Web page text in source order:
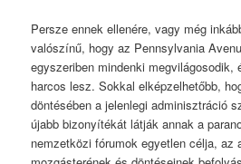
Persze ennek ellenére, vagy még
valószínű, hogy az Pennsylvania
egyszeriben mindenki megvilágosodik,
harcos lesz. Sokkal elképzelhetőbb,
döntésében a jelenlegi adminisztráció
újabb bizonyítékát látják annak a
nemzetközi fórumok egyetlen célja, az